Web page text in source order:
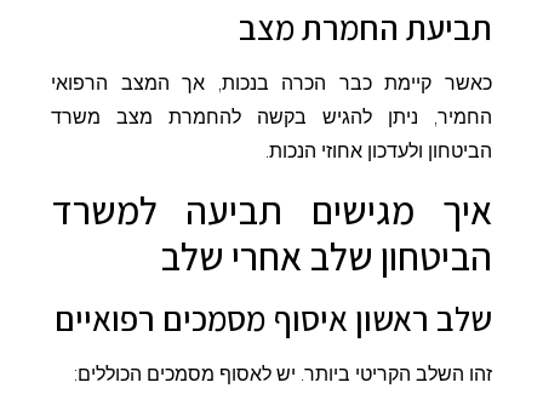
תביעת החמרת מצב
כאשר קיימת כבר הכרה בנכות, אך המצב הרפואי
החמיר, ניתן להגיש בקשה להחמרת מצב משרד
הביטחון ולעדכון אחוזי הנכות.
איך מגישים תביעה למשרד
הביטחון שלב אחרי שלב
שלב ראשון איסוף מסמכים רפואיים
זהו השלב הקריטי ביותר. יש לאסוף מסמכים הכוללים: